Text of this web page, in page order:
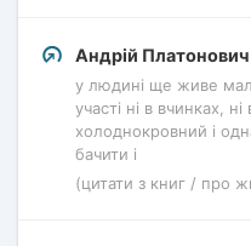
Андрій
у людині ще живе
участі ні в вчинках,
холоднокровний і
бачити і
(цитати з книг / про